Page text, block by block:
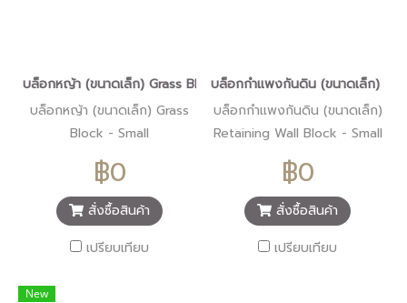
บล็อกหญ้า (ขนาดเล็ก) Grass Block - Small
บล็อกหญ้า (ขนาดเล็ก) Grass
Block - Small
฿0
สั่งซื้อสินค้า
เปรียบเทียบ
บล็อกกำแพงกันดิน (ขนาดเล็ก)
บล็อกกำแพงกันดิน (ขนาดเล็ก)
Retaining Wall Block - Small
฿0
สั่งซื้อสินค้า
เปรียบเทียบ
New